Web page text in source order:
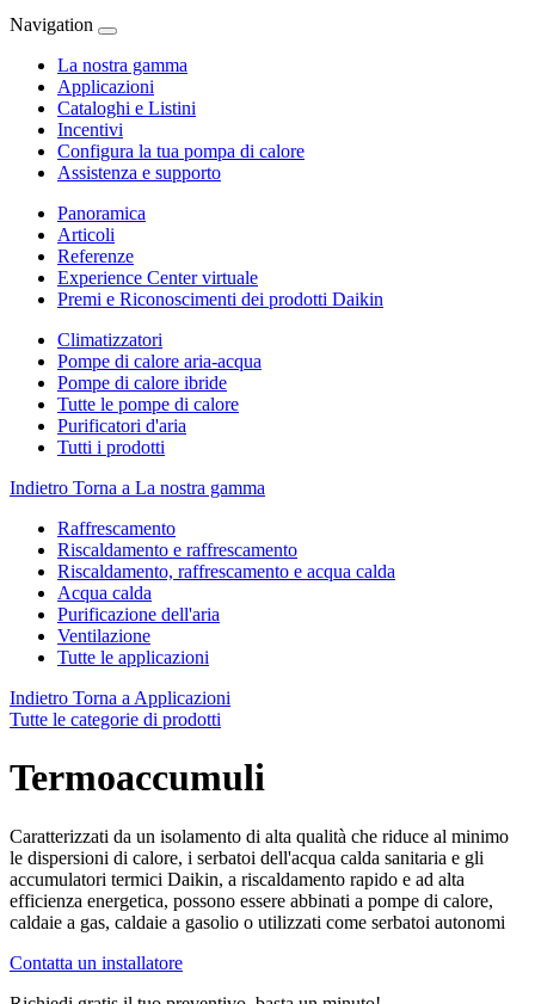
Navigation
La nostra gamma
Applicazioni
Cataloghi e Listini
Incentivi
Configura la tua pompa di calore
Assistenza e supporto
Panoramica
Articoli
Referenze
Experience Center virtuale
Premi e Riconoscimenti dei prodotti Daikin
Climatizzatori
Pompe di calore aria-acqua
Pompe di calore ibride
Tutte le pompe di calore
Purificatori d'aria
Tutti i prodotti
Indietro Torna a La nostra gamma
Raffrescamento
Riscaldamento e raffrescamento
Riscaldamento, raffrescamento e acqua calda
Acqua calda
Purificazione dell'aria
Ventilazione
Tutte le applicazioni
Indietro Torna a Applicazioni
Tutte le categorie di prodotti
Termoaccumuli
Caratterizzati da un isolamento di alta qualità che riduce al minimo
le dispersioni di calore, i serbatoi dell'acqua calda sanitaria e gli
accumulatori termici Daikin, a riscaldamento rapido e ad alta
efficienza energetica, possono essere abbinati a pompe di calore,
caldaie a gas, caldaie a gasolio o utilizzati come serbatoi autonomi
Contatta un installatore